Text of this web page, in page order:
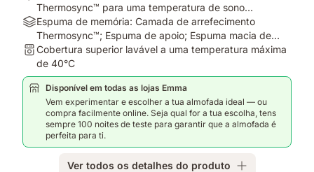
quem?:
Espuma
com
memória
para
apoio
camada
Thermosync™
uma
temperatura
Thermosync™ para uma temperatura de sono
equilibrada
Materiais:
Espuma
de
memória:
Camada
de
arrefecimento
Thermosync™;
Espuma
de
Espuma de memória: Camada de arrefecimento
Thermosync™; Espuma de apoio; Espuma macia de
conforto. Cobertura: 99% poliéster e 1% elastano
Lavagem:
Cobertura
superior
lavável
temperatura
máxima
Cobertura superior lavável a uma temperatura máxima
de 40°C
Disponível em todas as lojas Emma
Vem experimentar e escolher a tua almofada ideal — ou
compra facilmente online. Seja qual for a tua escolha, tens
sempre 100 noites de teste para garantir que a almofada é
perfeita para ti.
Ver todos os detalhes do produto